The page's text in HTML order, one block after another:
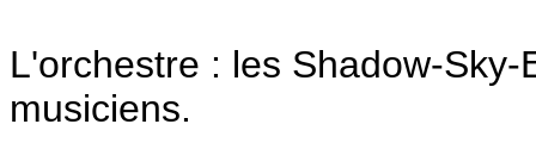
L'orchestre : les Shadow-
musiciens.